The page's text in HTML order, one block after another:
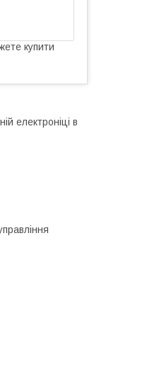
купити
електроніці в